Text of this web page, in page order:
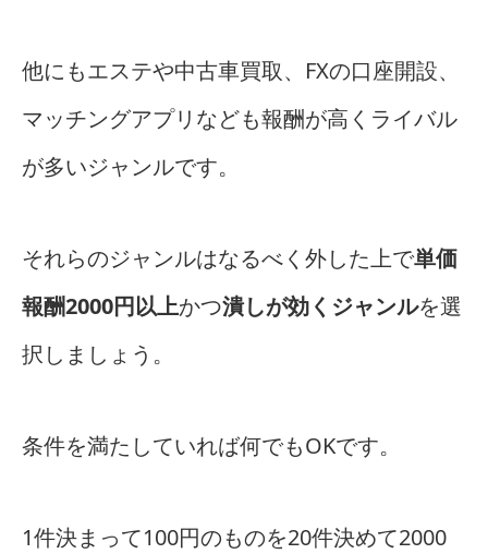
他にもエステや中古車買取、FXの口座開設、
マッチングアプリなども報酬が高くライバル
が多いジャンルです。
それらのジャンルはなるべく外した上で単価
報酬2000円以上かつ潰しが効くジャンルを選
択しましょう。
条件を満たしていれば何でもOKです。
1件決まって100円のものを20件決めて2000